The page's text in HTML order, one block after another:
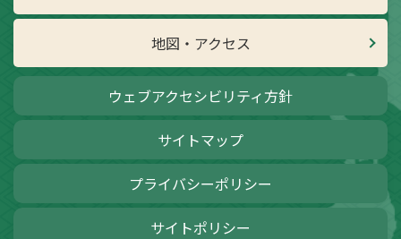
地図・アクセス
ウェブアクセシビリティ方針
サイトマップ
プライバシーポリシー
サイトポリシー